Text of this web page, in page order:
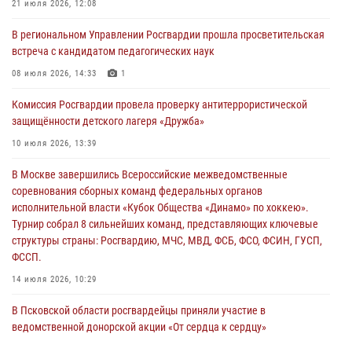
За минувшие сутки Псковские росгвардейцы выезжали два раза на
31 июля 2026, 13:53
В Санкт-Петербурге прошел окружной этап ежегодного
сотрудников вневедомственной охраны Росгвардии, Псковские
Росгвардейцы одержали победу
30 июля 2026, 05:10
Псковская Росгвардия приглашает на службу в подразделениях
вневедомственной охраны
21 июля 2026, 12:08
В региональном Управлении Росгвардии прошла просветительская
встреча с кандидатом педагогических наук
08 июля 2026, 14:33 1
Комиссия Росгвардии провела проверку антитеррористической
защищённости детского лагеря «Дружба»
10 июля 2026, 13:39
В Москве завершились Всероссийские межведомственные
соревнования сборных команд федеральных органов
исполнительной власти «Кубок Общества «Динамо» по хоккею».
Турнир собрал 8 сильнейших команд, представляющих ключевые
структуры страны: Росгвардию, МЧС, МВД, ФСБ, ФСО, ФСИН, ГУСП,
ФССП.
14 июля 2026, 10:29
В Псковской области росгвардейцы приняли участие в
ведомственной донорской акции «От сердца к сердцу»